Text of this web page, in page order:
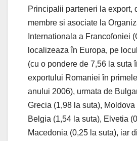
Principalii parteneri la export,
membre si asociate la
Internationala a Francofoniei
localizeaza în Europa, pe
(cu o pondere de 7,56 la suta
exportului Romaniei în
anului 2006), urmata de
Grecia (1,98 la suta), Moldova
Belgia (1,54 la suta), Elvetia
Macedonia (0,25 la suta), iar